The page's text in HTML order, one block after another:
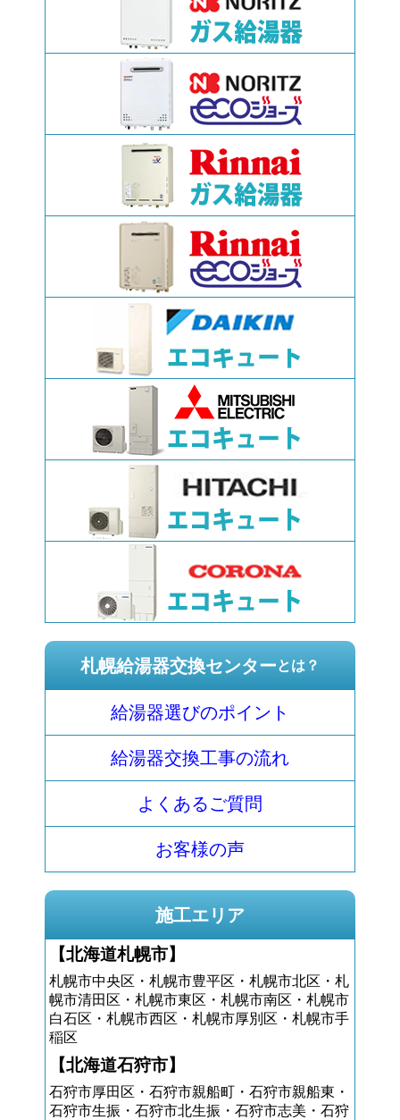
札幌給湯器交換センターとは？
給湯器選びのポイント
給湯器交換工事の流れ
よくあるご質問
お客様の声
施工エリア
【北海道札幌市】
札幌市中央区・札幌市豊平区・札幌市北区・札
幌市清田区・札幌市東区・札幌市南区・札幌市
白石区・札幌市西区・札幌市厚別区・札幌市手
稲区
【北海道石狩市】
石狩市厚田区・石狩市親船町・石狩市親船東・
石狩市生振・石狩市北生振・石狩市志美・石狩